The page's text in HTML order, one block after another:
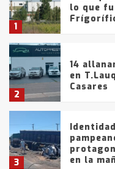
1
lo que
2
14
en
Casares
3
en la